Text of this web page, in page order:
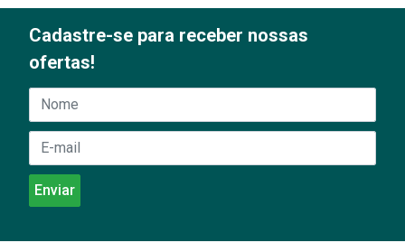
Cadastre-se para receber nossas
ofertas!